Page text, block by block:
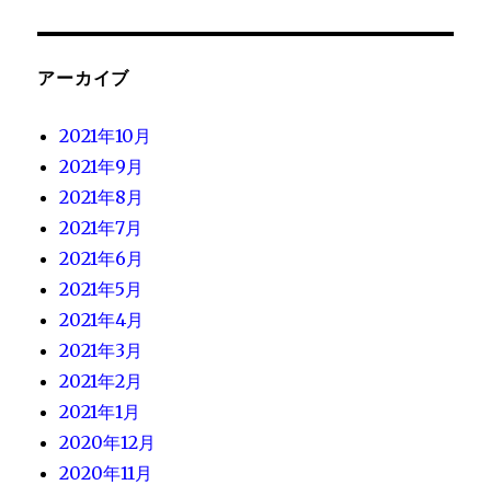
アーカイブ
2021年10月
2021年9月
2021年8月
2021年7月
2021年6月
2021年5月
2021年4月
2021年3月
2021年2月
2021年1月
2020年12月
2020年11月